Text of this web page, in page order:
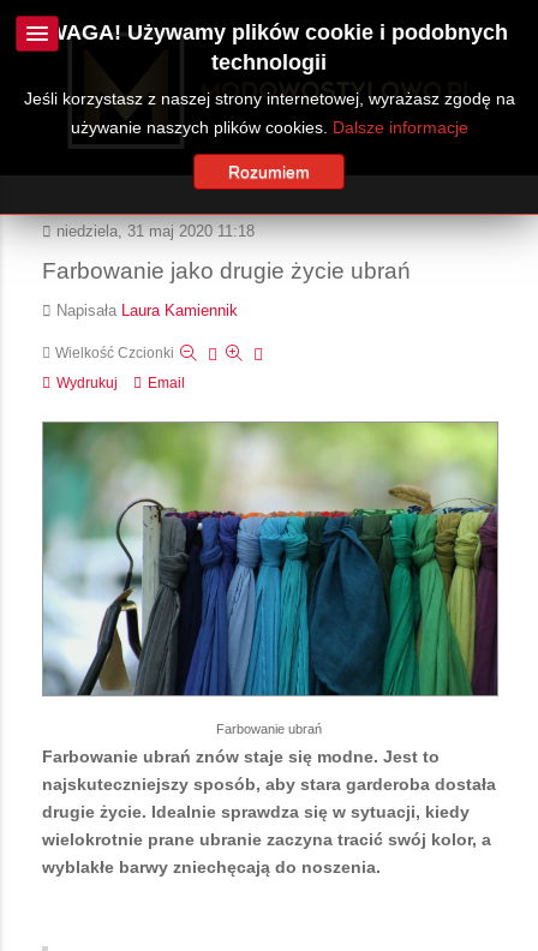
niedziela, 31 maj 2020 11:18
Farbowanie jako drugie życie ubrań
Napisała Laura Kamiennik
Wielkość Czcionki
Wydrukuj
Email
Farbowanie ubrań
Farbowanie ubrań znów staje się modne. Jest to
najskuteczniejszy sposób, aby stara garderoba dostała
drugie życie. Idealnie sprawdza się w sytuacji, kiedy
wielokrotnie prane ubranie zaczyna tracić swój kolor, a
wyblakłe barwy zniechęcają do noszenia.
UWAGA! Używamy plików cookie i podobnych
technologii
Jeśli korzystasz z naszej strony internetowej, wyrażasz zgodę na
używanie naszych plików cookies. Dalsze informacje
Rozumiem